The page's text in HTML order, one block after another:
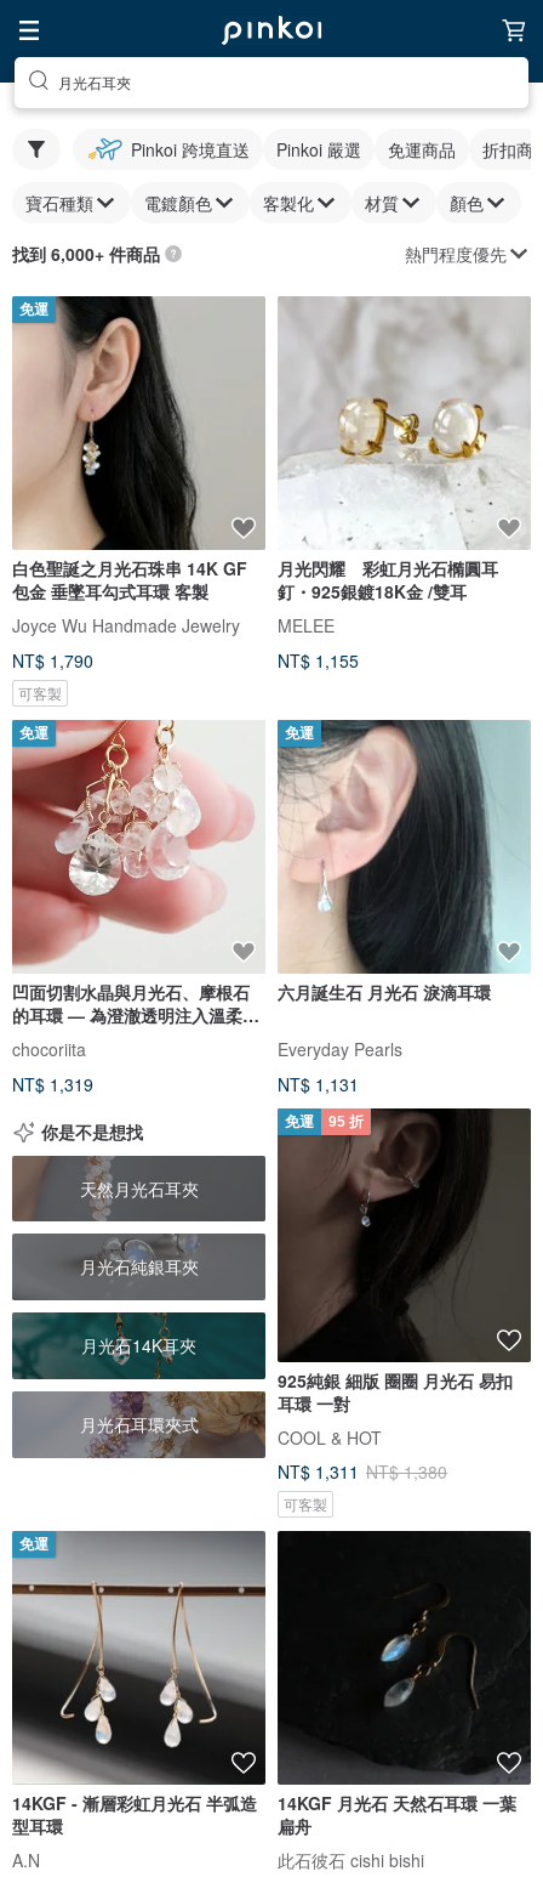
月光石耳夾
Pinkoi 跨境直送 Pinkoi 嚴選 免運商品 折扣商
寶石種類 電鍍顏色 客製化 材質 顏色
找到 6,000+ 件商品 熱門程度優先
免運
白色聖誕之月光石珠串 14K GF
包金 垂墜耳勾式耳環 客製
Joyce Wu Handmade Jewelry
NT$ 1,790
可客製
月光閃耀 彩虹月光石橢圓耳
釘・925銀鍍18K金 /雙耳
MELEE
NT$ 1,155
免運
凹面切割水晶與月光石、摩根石
的耳環 — 為澄澈透明注入溫柔的
閃耀 —
chocoriita
NT$ 1,319
免運
六月誕生石 月光石 淚滴耳環
Everyday Pearls
NT$ 1,131
你是不是想找
天然月光石耳夾
月光石純銀耳夾
月光石14K耳夾
月光石耳環夾式
免運 95 折
925純銀 細版 圈圈 月光石 易扣
耳環 一對
COOL & HOT
NT$ 1,311 NT$ 1,380
可客製
免運
14KGF - 漸層彩虹月光石 半弧造
型耳環
A.N
14KGF 月光石 天然石耳環 一葉
扁舟
此石彼石 cishi bishi